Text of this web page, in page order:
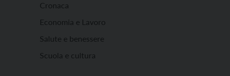
Cronaca
Economia e Lavoro
Salute e benessere
Scuola e cultura